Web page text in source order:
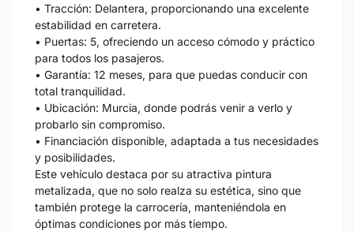
• Tracción: Delantera, proporcionando una excelente
estabilidad en carretera.
• Puertas: 5, ofreciendo un acceso cómodo y práctico
para todos los pasajeros.
• Garantía: 12 meses, para que puedas conducir con
total tranquilidad.
• Ubicación: Murcia, donde podrás venir a verlo y
probarlo sin compromiso.
• Financiación disponible, adaptada a tus necesidades
y posibilidades.
Este vehículo destaca por su atractiva pintura
metalizada, que no solo realza su estética, sino que
también protege la carrocería, manteniéndola en
óptimas condiciones por más tiempo.